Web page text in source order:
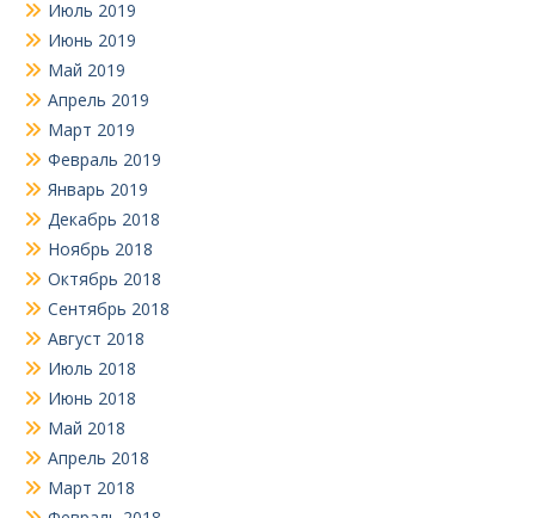
Июль 2019
Июнь 2019
Май 2019
Апрель 2019
Март 2019
Февраль 2019
Январь 2019
Декабрь 2018
Ноябрь 2018
Октябрь 2018
Сентябрь 2018
Август 2018
Июль 2018
Июнь 2018
Май 2018
Апрель 2018
Март 2018